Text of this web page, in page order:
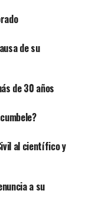
de su
de 30 años
al científico y
a su